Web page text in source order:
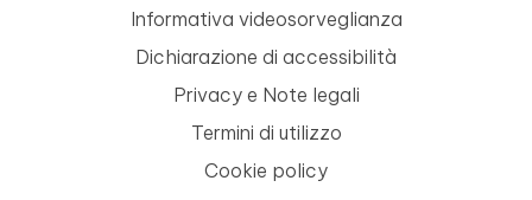
Informativa videosorveglianza
Dichiarazione di accessibilità
Privacy e Note legali
Termini di utilizzo
Cookie policy